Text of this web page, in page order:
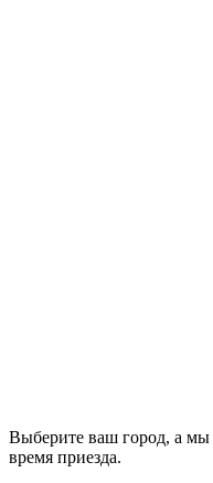
Выберите ваш город, а мы
время приезда.